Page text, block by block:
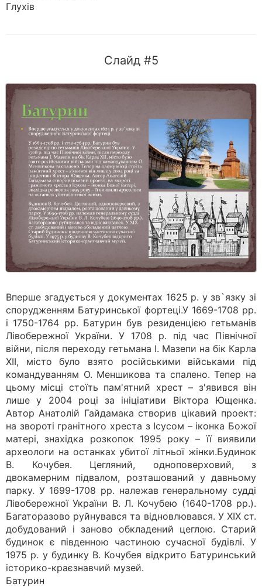
Глухів
Слайд #5
Вперше згадується у документах 1625 р. у зв`язку зі
спорудженням Батуринської фортеці.У 1669-1708 рр.
і 1750-1764 рр. Батурин був резиденцією гетьманів
Лівобережної України. У 1708 р. під час Північної
війни, після переходу гетьмана І. Мазепи на бік Карла
ХІІ, місто було взято російськими військами під
командуванням О. Меншикова та спалено. Тепер на
цьому місці стоїть пам'ятний хрест – з'явився він
лише у 2004 році за ініціативи Віктора Ющенка.
Автор Анатолій Гайдамака створив цікавий проект:
на звороті гранітного хреста з Ісусом – іконка Божої
матері, знахідка розкопок 1995 року – її виявили
археологи на останках убитої літньої жінки.Будинок
В. Кочубея. Цегляний, одноповерховий, з
двокамерним підвалом, розташований у давньому
парку. У 1699-1708 рр. належав генеральному судді
Лівобережної України В. Л. Кочубею (1640-1708 рр.).
Багаторазово руйнувався та відновлювався. У ХІХ ст.
добудований і заново обкладений цеглою. Старий
будинок є південною частиною сучасної будівлі. У
1975 р. у будинку В. Кочубея відкрито Батуринський
історико-краєзнавчий музей.
Батурин